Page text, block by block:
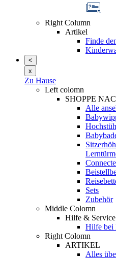
Right Column
Artikel
Finde
<
x
Zu Hause
Left colomn
SHOPPE
Alle
Sets
Zubehör
Middle Colomn
Hilfe & Service
Hilfe bei
Right Colomn
ARTIKEL
Alles